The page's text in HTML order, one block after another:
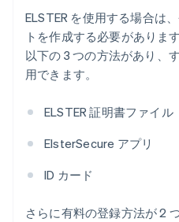
ELSTER を使用する場合は
トを作成する必要がありま
以下の 3 つの方法があり、
用できます。
ELSTER 証明書ファイル
ElsterSecure アプリ
ID カード
さらに有料の登録方法が 2